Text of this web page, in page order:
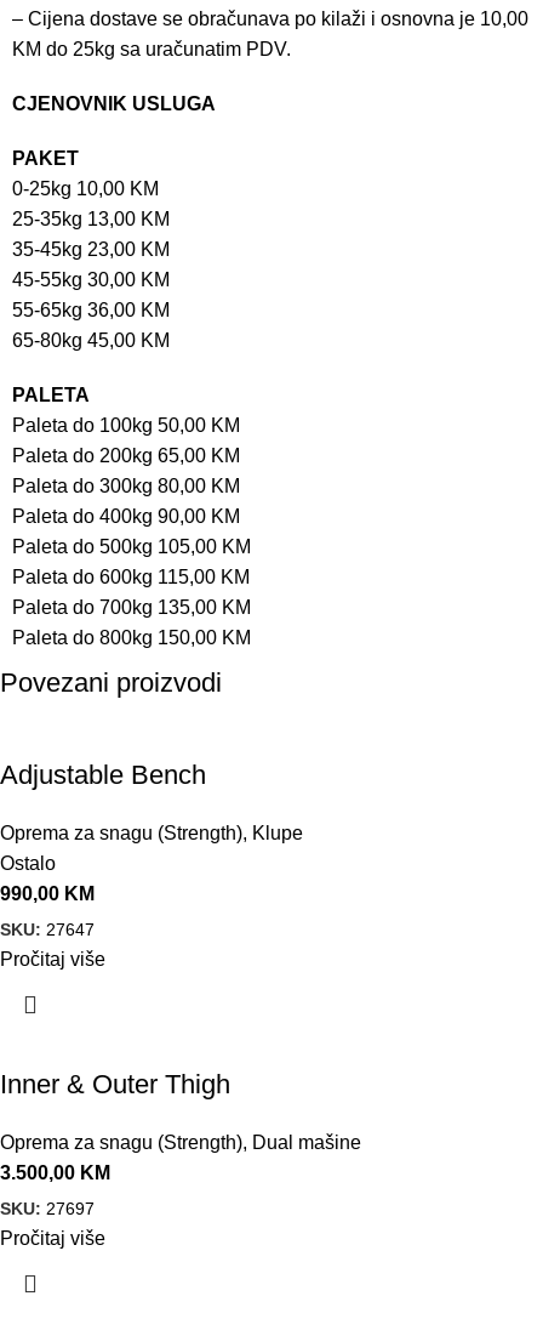
– Cijena dostave se obračunava po kilaži i osnovna je 10,00
KM do 25kg sa uračunatim PDV.
CJENOVNIK USLUGA
PAKET
0-25kg 10,00 KM
25-35kg 13,00 KM
35-45kg 23,00 KM
45-55kg 30,00 KM
55-65kg 36,00 KM
65-80kg 45,00 KM
PALETA
Paleta do 100kg 50,00 KM
Paleta do 200kg 65,00 KM
Paleta do 300kg 80,00 KM
Paleta do 400kg 90,00 KM
Paleta do 500kg 105,00 KM
Paleta do 600kg 115,00 KM
Paleta do 700kg 135,00 KM
Paleta do 800kg 150,00 KM
Povezani proizvodi
Adjustable Bench
Oprema za snagu (Strength), Klupe
Ostalo
990,00 KM
SKU: 27647
Pročitaj više
Inner & Outer Thigh
Oprema za snagu (Strength), Dual mašine
3.500,00 KM
SKU: 27697
Pročitaj više